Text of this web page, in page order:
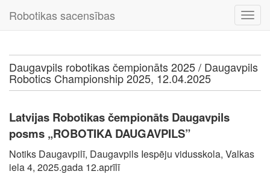
Robotikas sacensības
Daugavpils robotikas čempionāts 2025 / Daugavpils
Robotics Championship 2025, 12.04.2025
Latvijas Robotikas čempionāts Daugavpils
posms „ROBOTIKA DAUGAVPILS”
Notiks Daugavpilī, Daugavpils Iespēju vidusskola, Valkas
iela 4, 2025.gada 12.aprīlī